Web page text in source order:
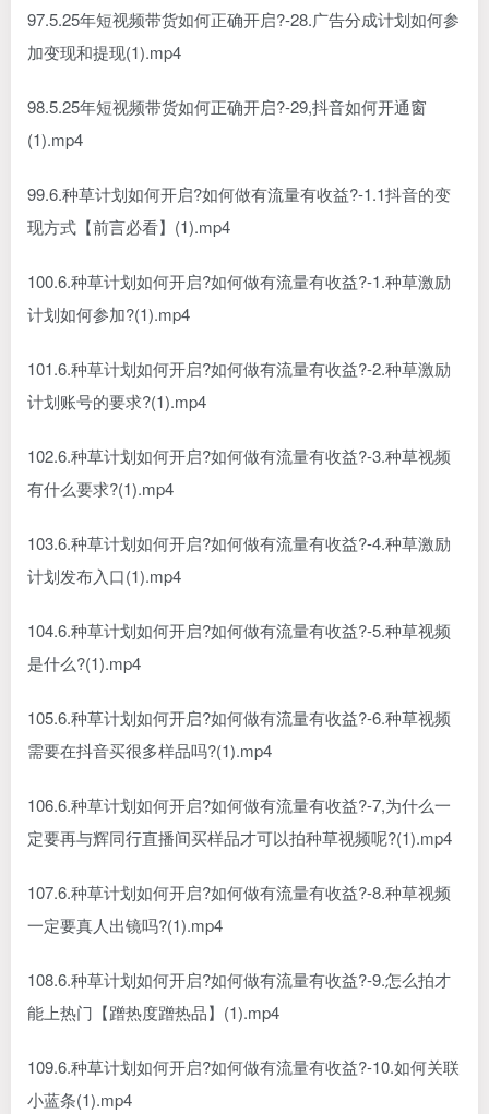
97.5.25年短视频带货如何正确开启?-28.广告分成计划如何参
加变现和提现(1).mp4
98.5.25年短视频带货如何正确开启?-29,抖音如何开通窗
(1).mp4
99.6.种草计划如何开启?如何做有流量有收益?-1.1抖音的变
现方式【前言必看】(1).mp4
100.6.种草计划如何开启?如何做有流量有收益?-1.种草激励
计划如何参加?(1).mp4
101.6.种草计划如何开启?如何做有流量有收益?-2.种草激励
计划账号的要求?(1).mp4
102.6.种草计划如何开启?如何做有流量有收益?-3.种草视频
有什么要求?(1).mp4
103.6.种草计划如何开启?如何做有流量有收益?-4.种草激励
计划发布入口(1).mp4
104.6.种草计划如何开启?如何做有流量有收益?-5.种草视频
是什么?(1).mp4
105.6.种草计划如何开启?如何做有流量有收益?-6.种草视频
需要在抖音买很多样品吗?(1).mp4
106.6.种草计划如何开启?如何做有流量有收益?-7,为什么一
定要再与辉同行直播间买样品才可以拍种草视频呢?(1).mp4
107.6.种草计划如何开启?如何做有流量有收益?-8.种草视频
一定要真人出镜吗?(1).mp4
108.6.种草计划如何开启?如何做有流量有收益?-9.怎么拍才
能上热门【蹭热度蹭热品】(1).mp4
109.6.种草计划如何开启?如何做有流量有收益?-10.如何关联
小蓝条(1).mp4